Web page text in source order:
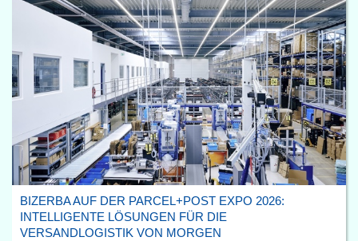
BIZERBA AUF DER PARCEL+POST EXPO 2026:
INTELLIGENTE LÖSUNGEN FÜR DIE
VERSANDLOGISTIK VON MORGEN